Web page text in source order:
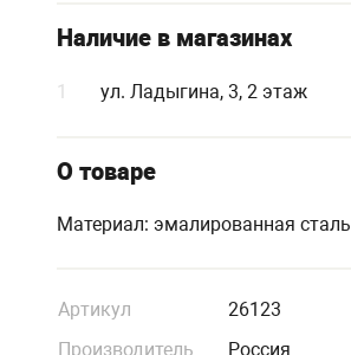
Наличие в магазинах
1 ул. Ладыгина, 3, 2 этаж
О товаре
Материал: эмалированная сталь
Артикул
26123
Производитель
Россия